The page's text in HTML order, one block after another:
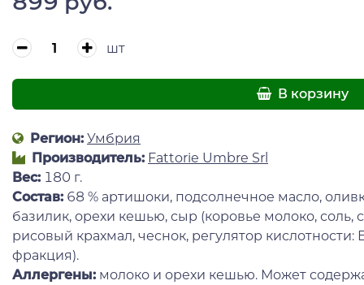
шт
В корзину
Регион: Умбрия
Производитель: Fattorie Umbre Srl
Вес: 180 г.
Состав: 68 % артишоки, подсолнечное масло,
базилик, орехи кешью, сыр (коровье молоко, соль,
рисовый крахмал, чеснок, регулятор кислотности:
фракция).
Аллергены: молоко и орехи кешью. Может